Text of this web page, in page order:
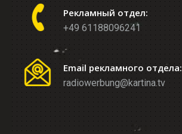
Рекламный отдел:
+49 61188096241
Email рекламного отдела:
radiowerbung@kartina.tv